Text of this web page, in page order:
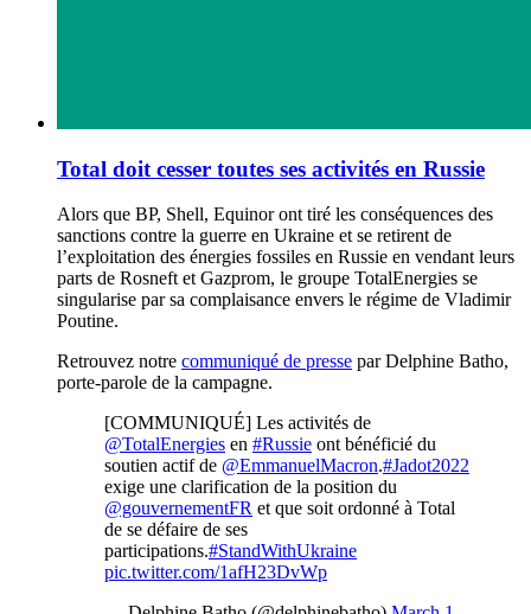
Total doit cesser toutes ses activités en Russie
Alors que BP, Shell, Equinor ont tiré les conséquences des
sanctions contre la guerre en Ukraine et se retirent de
l’exploitation des énergies fossiles en Russie en vendant leurs
parts de Rosneft et Gazprom, le groupe TotalEnergies se
singularise par sa complaisance envers le régime de Vladimir
Poutine.
Retrouvez notre communiqué de presse par Delphine Batho,
porte-parole de la campagne.
[COMMUNIQUÉ] Les activités de
@TotalEnergies en #Russie ont bénéficié du
soutien actif de @EmmanuelMacron.#Jadot2022
exige une clarification de la position du
@gouvernementFR et que soit ordonné à Total
de se défaire de ses
participations.#StandWithUkraine
pic.twitter.com/1afH23DvWp